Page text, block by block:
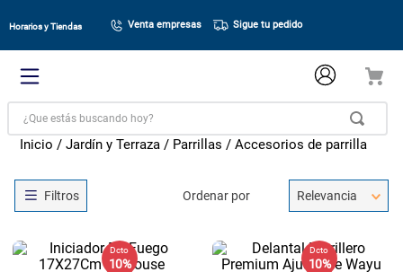
Horarios y Tiendas Venta empresas Sigue tu pedido
¿Que estás buscando hoy?
Jardín y Terraza Parrillas Accesorios de parrilla
Ordenar por Relevancia
Dcto
10 %
Dcto
10 %